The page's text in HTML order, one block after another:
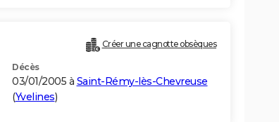
Créer une cagnotte obsèques
Décès
03/01/2005 à Saint-Rémy-lès-Chevreuse
(Yvelines)